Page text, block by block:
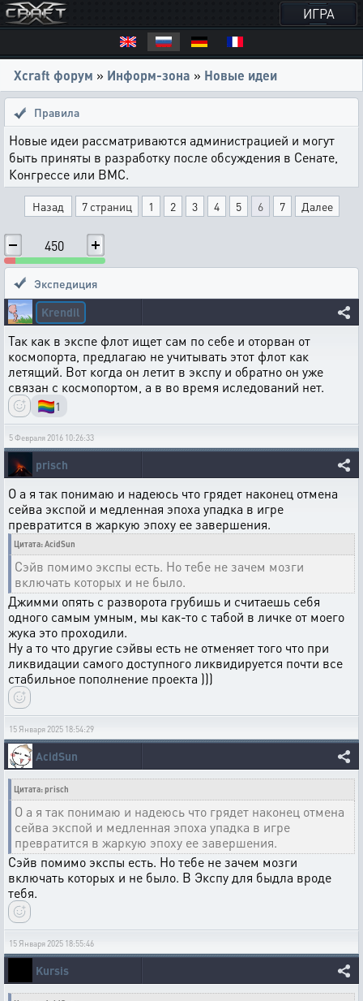
ИГРА
Xcraft форум » Информ-зона » Новые идеи
Правила
Новые идеи рассматриваются администрацией и могут
быть приняты в разработку после обсуждения в Сенате,
Конгрессе или ВМС.
Назад 7 страниц 1 2 3 4 5 6 7 Далее
450
Экспедиция
Krendil
Так как в экспе флот ищет сам по себе и оторван от
космопорта, предлагаю не учитывать этот флот как
летящий. Вот когда он летит в экспу и обратно он уже
связан с космопортом, а в во время иследований нет.
🏳️‍🌈1
5 Февраля 2016 10:26:33
prisch
О а я так понимаю и надеюсь что грядет наконец отмена
сейва экспой и медленная эпоха упадка в игре
превратится в жаркую эпоху ее завершения.
Цитата: AcidSun
Сэйв помимо экспы есть. Но тебе не зачем мозги
включать которых и не было.
Джимми опять с разворота грубишь и считаешь себя
одного самым умным, мы как-то с табой в личке от моего
жука это проходили.
Ну а то что другие сэйвы есть не отменяет того что при
ликвидации самого доступного ликвидируется почти все
стабильное пополнение проекта )))
15 Января 2025 18:54:29
AcidSun
Цитата: prisch
О а я так понимаю и надеюсь что грядет наконец отмена
сейва экспой и медленная эпоха упадка в игре
превратится в жаркую эпоху ее завершения.
Сэйв помимо экспы есть. Но тебе не зачем мозги
включать которых и не было. В Экспу для быдла вроде
тебя.
15 Января 2025 18:55:46
Kursis